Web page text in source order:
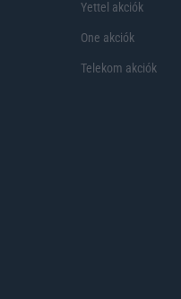
Yettel akciók
One akciók
Telekom akciók